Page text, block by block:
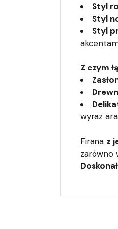
Styl
Styl
Styl
Z czym
wyraz
Firana z
zarówno